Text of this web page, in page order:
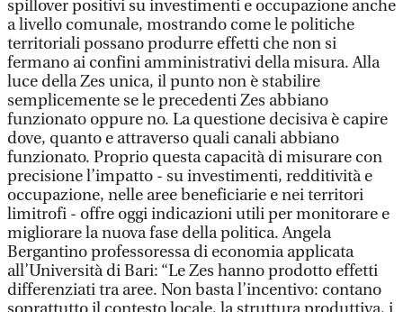
spillover positivi su investimenti e occupazione anche
a livello comunale, mostrando come le politiche
territoriali possano produrre effetti che non si
fermano ai confini amministrativi della misura. Alla
luce della Zes unica, il punto non è stabilire
semplicemente se le precedenti Zes abbiano
funzionato oppure no. La questione decisiva è capire
dove, quanto e attraverso quali canali abbiano
funzionato. Proprio questa capacità di misurare con
precisione l’impatto - su investimenti, redditività e
occupazione, nelle aree beneficiarie e nei territori
limitrofi - offre oggi indicazioni utili per monitorare e
migliorare la nuova fase della politica. Angela
Bergantino professoressa di economia applicata
all’Università di Bari: “Le Zes hanno prodotto effetti
differenziati tra aree. Non basta l’incentivo: contano